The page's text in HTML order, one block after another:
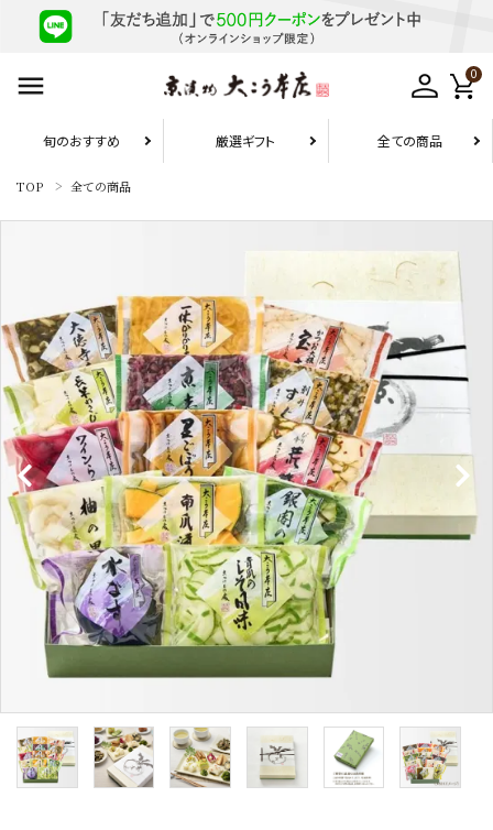
0
旬のおすすめ 厳選ギフト 全ての商品
10,800円（税込）以上の配送で
search
旬のおすすめ
厳選ギフト
お試しセット
カテゴリーから探す
全ての商品
浅漬のお漬物
しば漬などの京つけもの（日持ち商品）
筍・沢庵・奈良漬（日持ち商品）
TOP 全ての商品